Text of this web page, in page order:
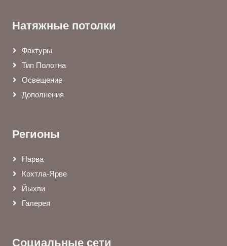
Натяжные потолки
Фактуры
Тип Полотна
Освещение
Дополнения
Регионы
Нарва
Кохтла-Ярве
Йыхви
Галерея
Социальные сети